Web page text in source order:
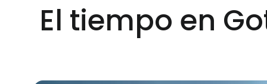
El tiempo en